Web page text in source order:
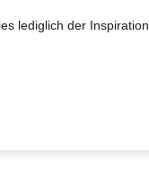
lediglich der Inspiration.